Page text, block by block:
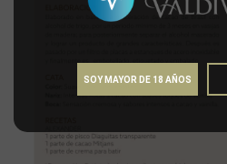
SOY MAYOR DE 18 AÑOS